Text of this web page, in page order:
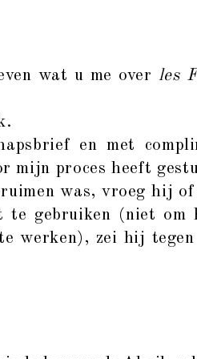
wat u me over les
en met
mijn proces heeft
was, vroeg hij
gebruiken (niet om
werken), zei hij tegen